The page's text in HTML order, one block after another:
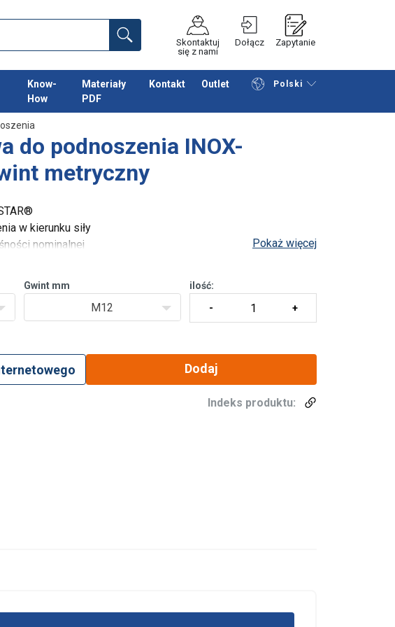
Skontaktuj
się z nami
Dołącz Zapytanie
Know-
How
Materiały
PDF
Kontakt Outlet Polski
Przeglądaj katalog Podsumowanie
do podnoszenia INOX-
metryczny
w kierunku siły
nominalnej
Pokaż więcej
Gwint mm
M12
ilość:
Dodaj
Indeks produktu: